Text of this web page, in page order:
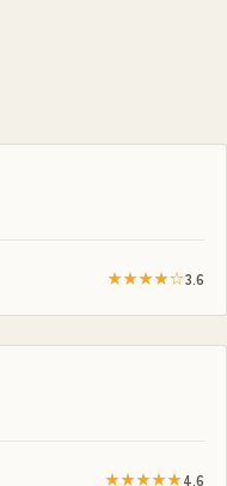
★★★★☆3.6
★★★★★4.6